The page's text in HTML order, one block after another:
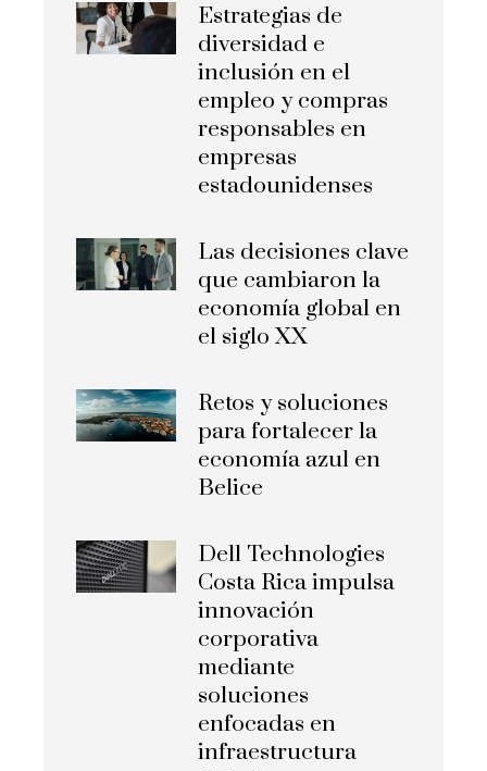
Estrategias de
diversidad e
inclusión en el
empleo y compras
responsables en
empresas
estadounidenses
Las decisiones clave
que cambiaron la
economía global en
el siglo XX
Retos y soluciones
para fortalecer la
economía azul en
Belice
Dell Technologies
Costa Rica impulsa
innovación
corporativa
mediante
soluciones
enfocadas en
infraestructura